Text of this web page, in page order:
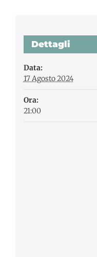
Dettagli
Data:
17 Agosto 2024
Ora:
21:00